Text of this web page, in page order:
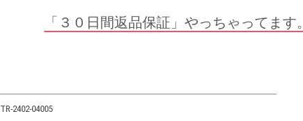
「３０日間返品保証」やっちゃってます。
TR-2402-04005